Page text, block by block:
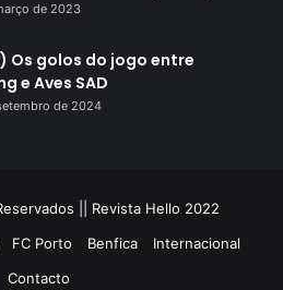
de 2023
Os golos do jogo entre
e Aves SAD
de 2024
|| Revista Hello 2022
FC Porto Benfica
Internacional
Contacto